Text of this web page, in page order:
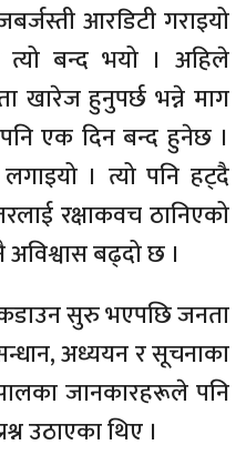
आरडिटी गराइयो
त्यो बन्द भयो । अहिले
खारेज हुनुपर्छ भन्ने माग
एक दिन बन्द हुनेछ ।
। त्यो पनि हट्दै
रक्षाकवच ठानिएको
बढ्दो छ ।
सुरु भएपछि जनता
अध्ययन र सूचनाका
जानकारहरूले पनि
उठाएका थिए ।